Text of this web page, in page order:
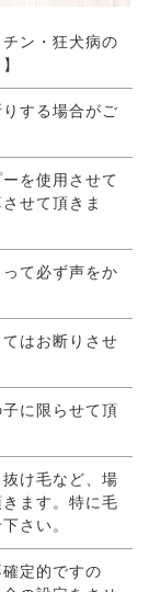
ン・狂犬病の
する場合がご
を使用させて
せて頂きま
て必ず声をか
はお断りさせ
に限らせて頂
け毛など、場
ます。特に毛
さい。
定的ですの